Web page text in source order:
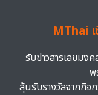
MThai
รับข่าวสารเลขมง
พ
ลุ้นรับรางวัลจากกิจ